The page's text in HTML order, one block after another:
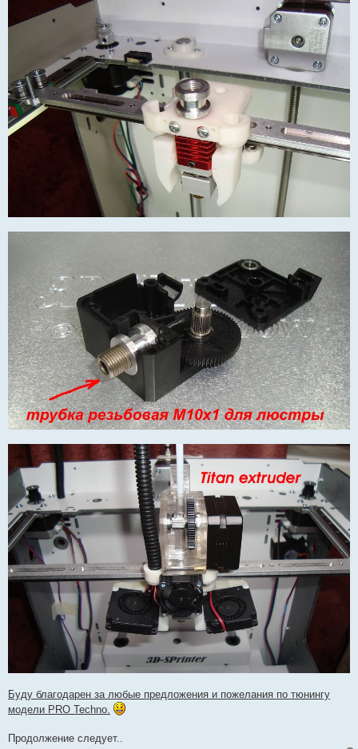
Буду благодарен за любые предложения и пожелания по тюнингу
модели PRO Techno.
Продолжение следует..